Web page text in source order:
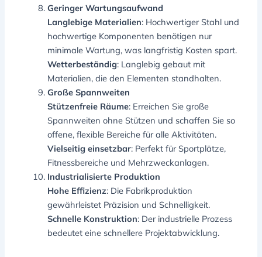
Geringer Wartungsaufwand
Langlebige Materialien: Hochwertiger Stahl und
hochwertige Komponenten benötigen nur
minimale Wartung, was langfristig Kosten spart.
Wetterbeständig: Langlebig gebaut mit
Materialien, die den Elementen standhalten.
Große Spannweiten
Stützenfreie Räume: Erreichen Sie große
Spannweiten ohne Stützen und schaffen Sie so
offene, flexible Bereiche für alle Aktivitäten.
Vielseitig einsetzbar: Perfekt für Sportplätze,
Fitnessbereiche und Mehrzweckanlagen.
Industrialisierte Produktion
Hohe Effizienz: Die Fabrikproduktion
gewährleistet Präzision und Schnelligkeit.
Schnelle Konstruktion: Der industrielle Prozess
bedeutet eine schnellere Projektabwicklung.